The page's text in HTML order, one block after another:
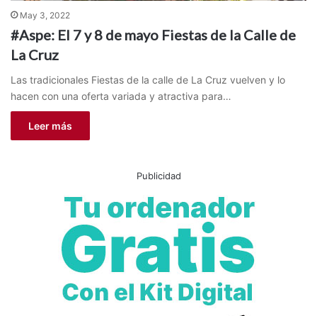
May 3, 2022
#Aspe: El 7 y 8 de mayo Fiestas de la Calle de
La Cruz
Las tradicionales Fiestas de la calle de La Cruz vuelven y lo
hacen con una oferta variada y atractiva para…
Leer más
Publicidad